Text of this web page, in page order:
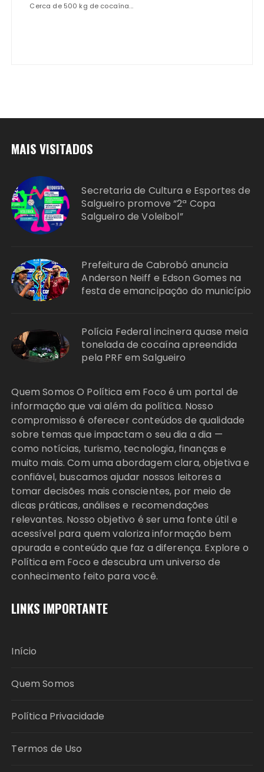
Cerca de 500 kg de cocaína...
MAIS VISITADOS
Secretaria de Cultura e Esportes de
Salgueiro promove “2ª Copa
Salgueiro de Voleibol”
Prefeitura de Cabrobó anuncia
Anderson Neiff e Edson Gomes na
festa de emancipação do município
Polícia Federal incinera quase meia
tonelada de cocaína apreendida
pela PRF em Salgueiro
Quem Somos O Política em Foco é um portal de
informação que vai além da política. Nosso
compromisso é oferecer conteúdos de qualidade
sobre temas que impactam o seu dia a dia —
como notícias, turismo, tecnologia, finanças e
muito mais. Com uma abordagem clara, objetiva e
confiável, buscamos ajudar nossos leitores a
tomar decisões mais conscientes, por meio de
dicas práticas, análises e recomendações
relevantes. Nosso objetivo é ser uma fonte útil e
acessível para quem valoriza informação bem
apurada e conteúdo que faz a diferença. Explore o
Política em Foco e descubra um universo de
conhecimento feito para você.
LINKS IMPORTANTE
Início
Quem Somos
Política Privacidade
Termos de Uso